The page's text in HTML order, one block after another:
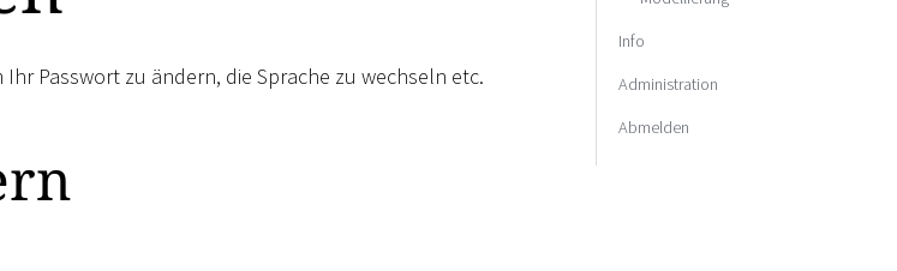
Ihr Passwort zu ändern, die Sprache zu wechseln etc.
Info
Administration
Abmelden